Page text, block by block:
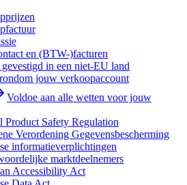
en (BTW-)facturen
gevestigd in een niet-EU land
jouw verkoopaccount
Voldoe aan alle wetten voor jouw
Product Safety Regulation
Verordening Gegevensbescherming
informatieverplichtingen
marktdeelnemers
Accessibility Act